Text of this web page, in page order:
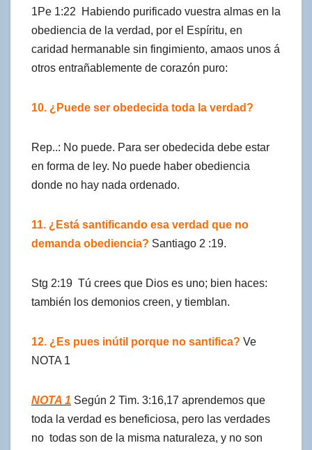
1Pe 1:22 Habiendo purificado vuestra almas en la
obediencia de la verdad, por el Espíritu, en
caridad hermanable sin fingimiento, amaos unos á
otros entrañablemente de corazón puro:
10. ¿Puede ser obedecida toda la verdad?
Rep..: No puede. Para ser obedecida debe estar
en forma de ley. No puede haber obediencia
donde no hay nada ordenado.
11. ¿Está santificando esa verdad que no
demanda obediencia? Santiago 2 :19.
Stg 2:19 Tú crees que Dios es uno; bien haces:
también los demonios creen, y tiemblan.
12. ¿Es pues inútil porque no santifica? Ve
NOTA 1
NOTA 1 Según 2 Tim. 3:16,17 aprendemos que
toda la verdad es beneficiosa, pero las verdades
no todas son de la misma naturaleza, y no son